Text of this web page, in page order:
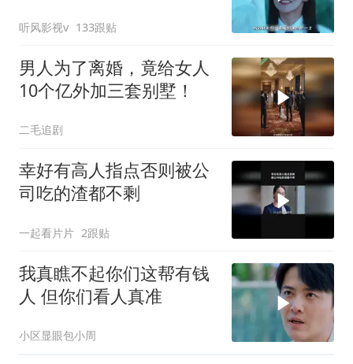
听风影视v 133跟贴
男人为了离婚，竟给女人
10个亿外加三套别墅！
二毛追剧
幸好有高人指点否则被公
司吃的渣都不剩
一起看片片 2跟贴
我真瞧不起你们这帮有钱
人 但你们看人真准
小区显眼包小周